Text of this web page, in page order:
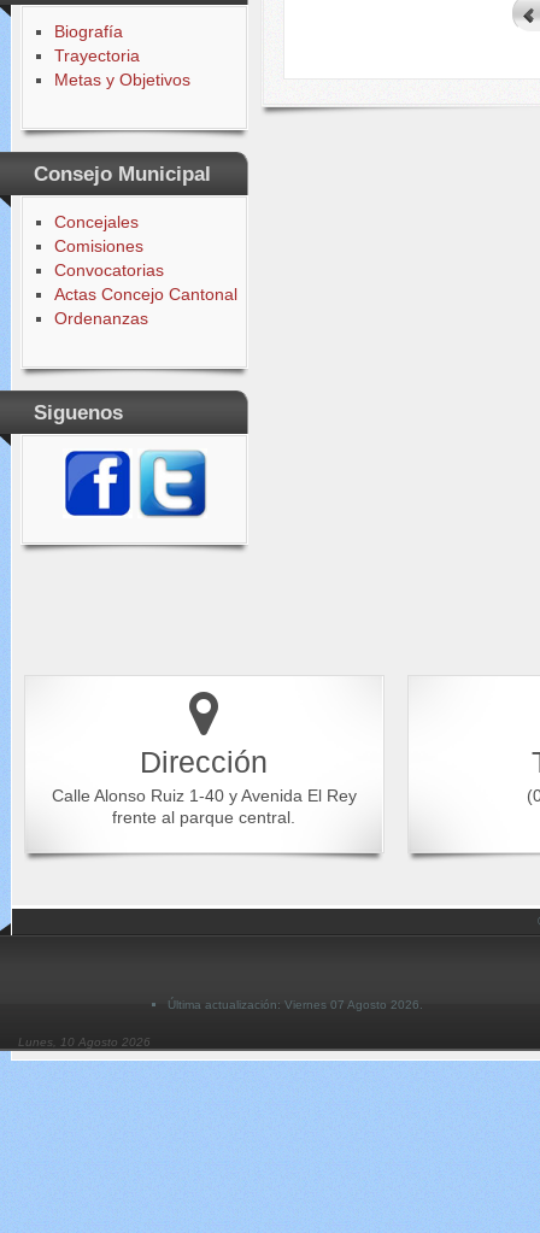
Biografía
Trayectoria
Metas y Objetivos
Consejo Municipal
Concejales
Comisiones
Convocatorias
Actas Concejo Cantonal
Ordenanzas
Siguenos
Dirección
Calle Alonso Ruiz 1-40 y Avenida El Rey
frente al parque central.
Última actualización: Viernes 07 Agosto 2026.
Lunes, 10 Agosto 2026